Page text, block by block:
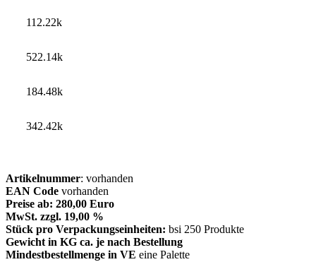
Artikelnummer: vorhanden
EAN Code vorhanden
Preise ab: 280,00 Euro
MwSt. zzgl. 19,00 %
Stück pro Verpackungseinheiten: bsi 250 Produkte
Gewicht in KG ca. je nach Bestellung
Mindestbestellmenge in VE eine Palette
112.22k
522.14k
184.48k
342.42k